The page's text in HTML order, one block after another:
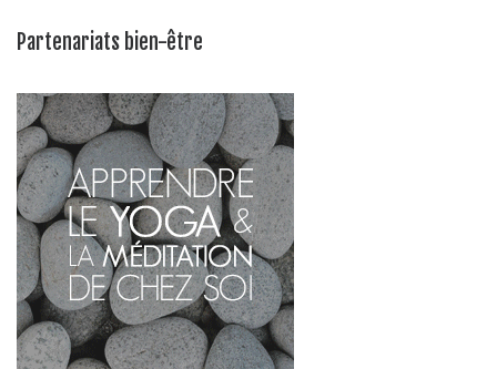
Partenariats bien-être